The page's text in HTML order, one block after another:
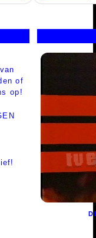
of
op!